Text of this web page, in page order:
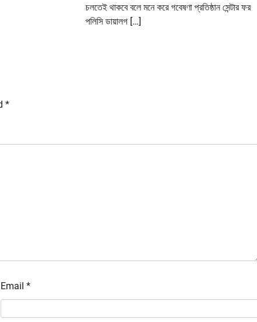
চলতেই থাকবে বলে মনে করে গবেষণা প্রতিষ্ঠান সেন্টার ফর
পলিসি ডায়ালগ […]
*
Email *